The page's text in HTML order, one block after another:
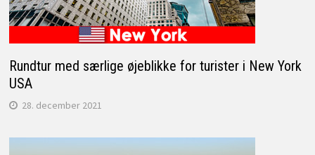
Rundtur med særlige øjeblikke for turister i New York
USA
28. december 2021